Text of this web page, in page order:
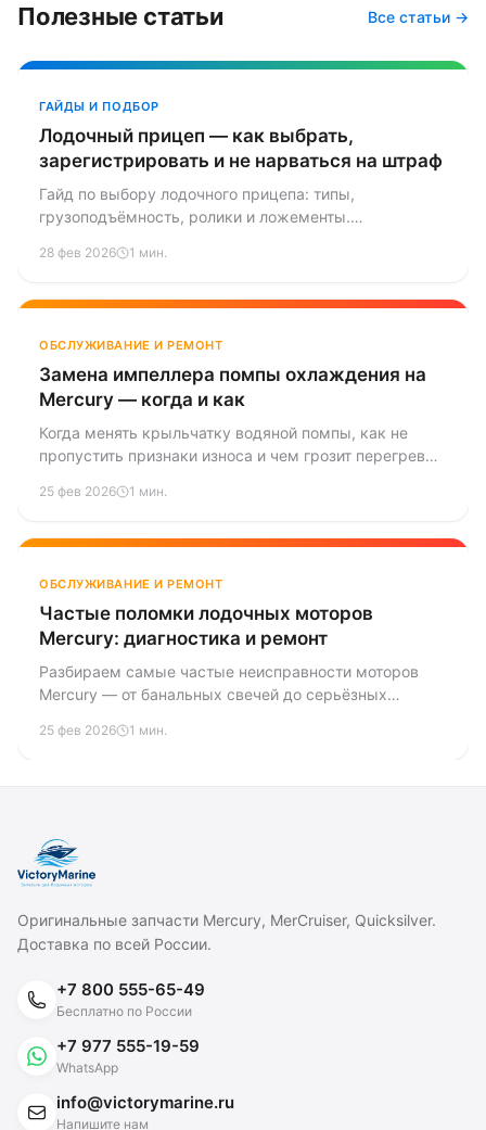
Полезные статьи Все статьи →
ГАЙДЫ И ПОДБОР
Лодочный прицеп — как выбрать,
зарегистрировать и не нарваться на штраф
Гайд по выбору лодочного прицепа: типы,
грузоподъёмность, ролики и ложементы.
перевозки лодок и катеров. Разбираем частые
28 фев 2026 1 мин.
ОБСЛУЖИВАНИЕ И РЕМОНТ
Замена импеллера помпы охлаждения на
Mercury — когда и как
Когда менять крыльчатку водяной помпы, как не
пропустить признаки износа и чем грозит перегрев
25 фев 2026 1 мин.
ОБСЛУЖИВАНИЕ И РЕМОНТ
Частые поломки лодочных моторов
Mercury: диагностика и ремонт
Разбираем самые частые неисправности моторов
Mercury — от банальных свечей до серьёзных
диагностика, таблица кодов ошибок EFI и советы по
25 фев 2026 1 мин.
Оригинальные запчасти Mercury, MerCruiser, Quicksilver.
Доставка по всей России.
+7 800 555-65-49
Бесплатно по России
+7 977 555-19-59
WhatsApp
info@victorymarine.ru
Напишите нам